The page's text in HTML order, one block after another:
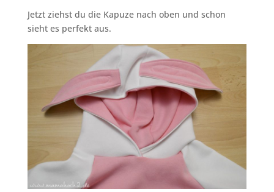
Jetzt ziehst du die Kapuze nach oben und schon
sieht es perfekt aus.